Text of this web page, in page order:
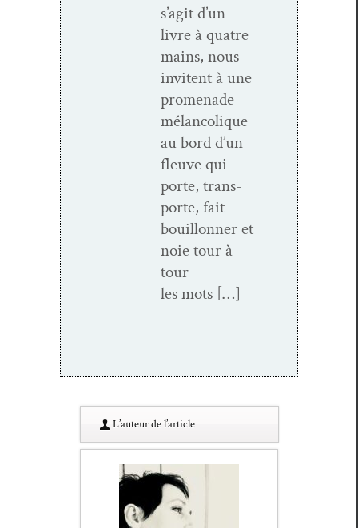
s’agit d’un
livre à qua­tre
mains, nous
invi­tent à une
prom­e­nade
mélan­col­ique
au bord d’un
fleuve qui
porte, trans­
porte, fait
bouil­lon­ner et
noie tour à
tour
les mots […]
L’au­teur de l’article